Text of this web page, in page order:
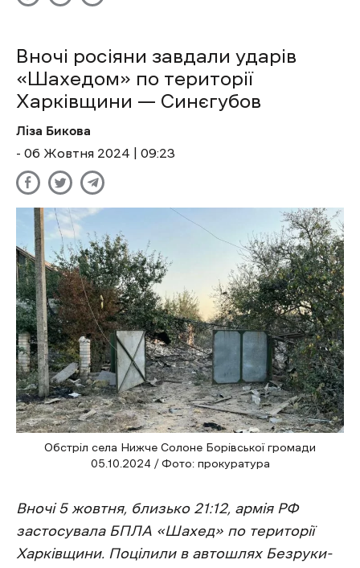
Вночі росіяни завдали ударів
«Шахедом» по території
Харківщини — Синєгубов
Ліза Бикова
- 06 Жовтня 2024 | 09:23
Обстріл села Нижче Солоне Борівської громади
05.10.2024 / Фото: прокуратура
Вночі 5 жовтня, близько 21:12, армія РФ
застосувала БПЛА «Шахед» по території
Харківщини. Поцілили в автошлях Безруки-